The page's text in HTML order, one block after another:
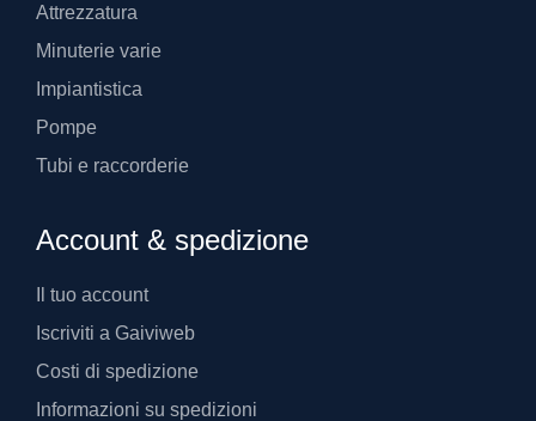
Attrezzatura
Minuterie varie
Impiantistica
Pompe
Tubi e raccorderie
Account & spedizione
Il tuo account
Iscriviti a Gaiviweb
Costi di spedizione
Informazioni su spedizioni